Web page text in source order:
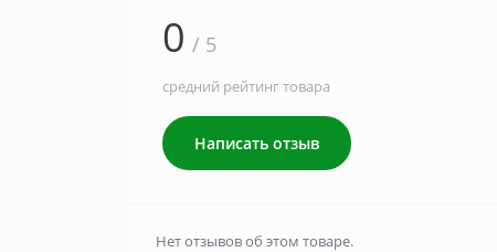
0 / 5
средний рейтинг товара
Написать отзыв
Нет отзывов об этом товаре.